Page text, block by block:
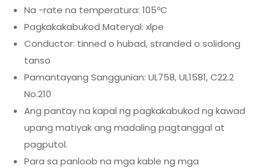
Na -rate na temperatura: 105ºC
Pagkakakabukod Materyal: xlpe
Conductor: tinned o hubad, stranded o solidong
tanso
Pamantayang Sanggunian: UL758, UL1581, C22.2
No.210
Ang pantay na kapal ng pagkakabukod ng kawad
upang matiyak ang madaling pagtanggal at
pagputol.
Para sa panloob na mga kable ng mga